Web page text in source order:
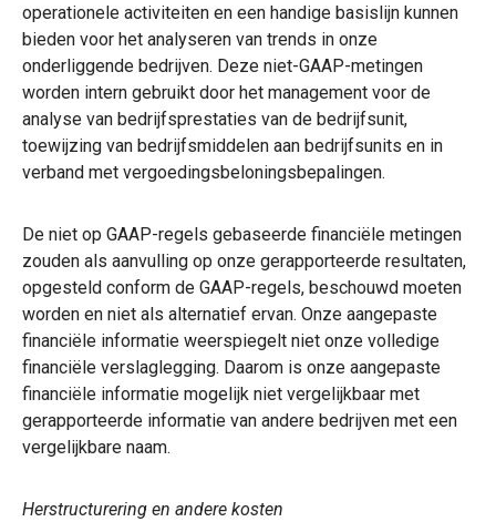
operationele activiteiten en een handige basislijn kunnen
bieden voor het analyseren van trends in onze
onderliggende bedrijven. Deze niet-GAAP-metingen
worden intern gebruikt door het management voor de
analyse van bedrijfsprestaties van de bedrijfsunit,
toewijzing van bedrijfsmiddelen aan bedrijfsunits en in
verband met vergoedingsbeloningsbepalingen.
De niet op GAAP-regels gebaseerde financiële metingen
zouden als aanvulling op onze gerapporteerde resultaten,
opgesteld conform de GAAP-regels, beschouwd moeten
worden en niet als alternatief ervan. Onze aangepaste
financiële informatie weerspiegelt niet onze volledige
financiële verslaglegging. Daarom is onze aangepaste
financiële informatie mogelijk niet vergelijkbaar met
gerapporteerde informatie van andere bedrijven met een
vergelijkbare naam.
Herstructurering en andere kosten